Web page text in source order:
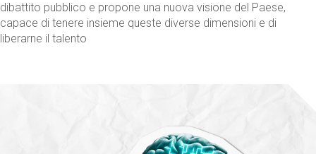
dibattito pubblico e propone una nuova visione del Paese,
capace di tenere insieme queste diverse dimensioni e di
liberarne il talento